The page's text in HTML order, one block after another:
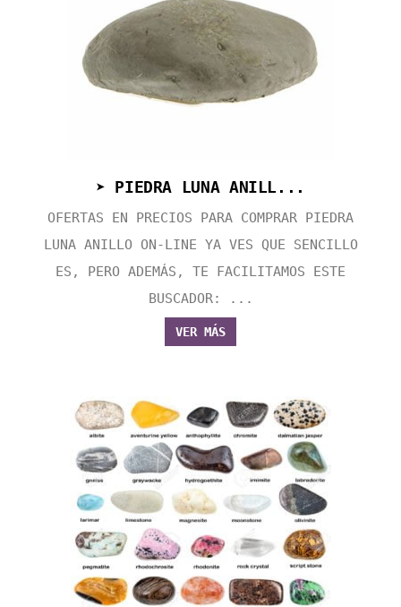
➤ PIEDRA LUNA ANILL...
OFERTAS EN PRECIOS PARA COMPRAR PIEDRA
LUNA ANILLO ON-LINE YA VES QUE SENCILLO
ES, PERO ADEMÁS, TE FACILITAMOS ESTE
BUSCADOR: ...
VER MÁS